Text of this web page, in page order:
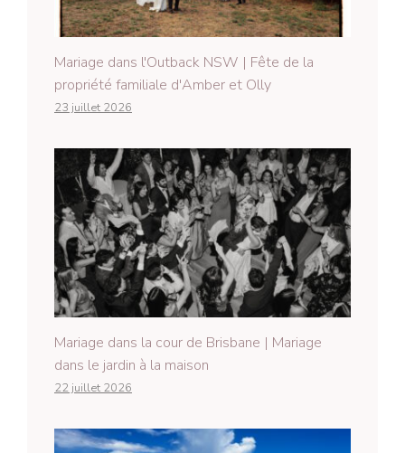
Mariage dans l'Outback NSW | Fête de la
propriété familiale d'Amber et Olly
23 juillet 2026
Mariage dans la cour de Brisbane | Mariage
dans le jardin à la maison
22 juillet 2026